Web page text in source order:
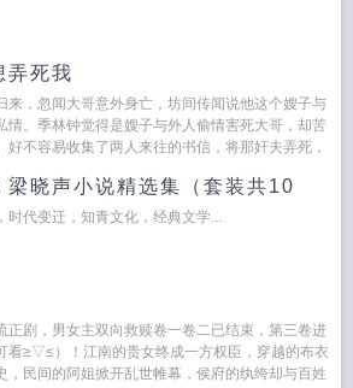
弄死我
来，忽闻大哥意外身亡，坊间传闻说他这个嫂子与
情。季林钟觉得是嫂子与外人偷情害死大哥，却苦
好不容易收集了两人来往的书信，将那奸夫弄死，
梁晓声小说精选集（套装共10
时代变迁，知青文化，经典文学...
正剧，男女主双向救赎卷一卷二已结束，第三卷进
看≥▽≤）！江南的贵女终成一方权臣，穿越的布衣
，民间的阿姐掀开乱世帷幕，侯府的纨绔却与百姓